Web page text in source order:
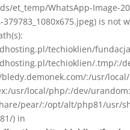
et_temp/WhatsApp-Image-
379783_1080x675.jpeg) is not
techioklien/
techioklien/.tmp/:/
:/usr/
usr/local/php/:/dev/
pear/:/opt/alt/php81/usr/
) in